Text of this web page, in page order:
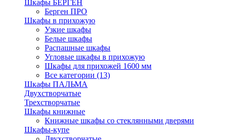
Шкафы БЕРГЕН
Берген ПРО
Шкафы в прихожую
Узкие шкафы
Белые шкафы
Распашные шкафы
Угловые шкафы в прихожую
Шкафы для прихожей 1600 мм
Все категории (13)
Шкафы ПАЛЬМА
Двухстворчатые
Трехстворчатые
Шкафы книжные
Книжные шкафы со стеклянными дверями
Шкафы-купе